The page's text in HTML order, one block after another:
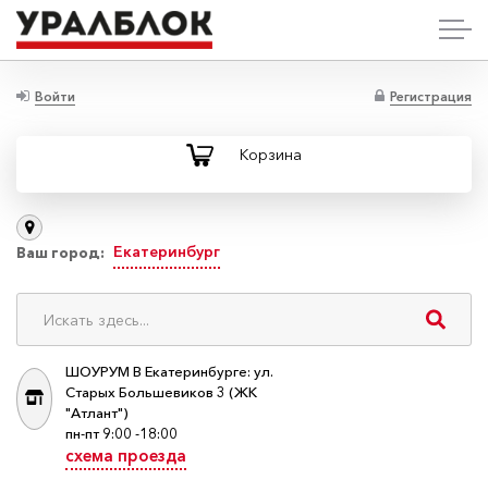
Войти Регистрация
Корзина
Ваш город: Екатеринбург
ШОУРУМ В Екатеринбурге: ул.
Старых Большевиков 3 (ЖК
"Атлант")
пн-пт 9:00 -18:00
схема проезда